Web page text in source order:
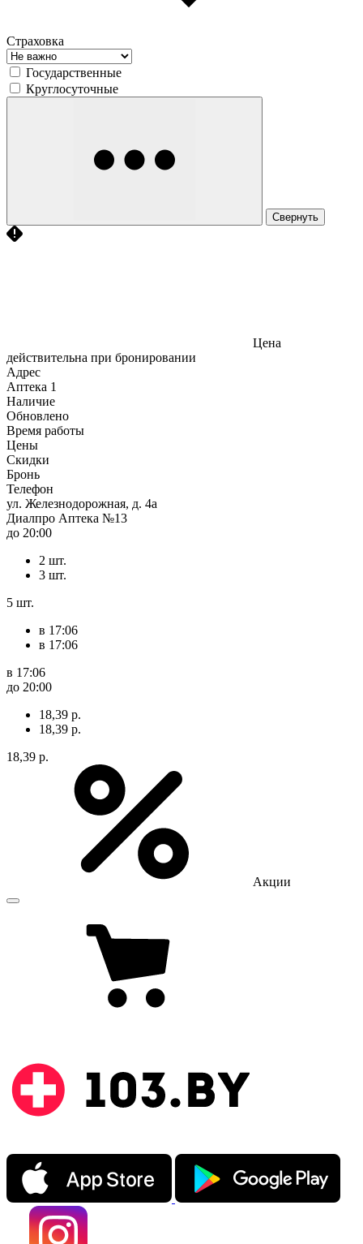
Страховка
Государственные
Круглосуточные
Свернуть
Цена
действительна при бронировании
Адрес
Аптека 1
Наличие
Обновлено
Время работы
Цены
Скидки
Бронь
Телефон
ул. Железнодорожная, д. 4а
Диалпро Аптека №13
до 20:00
2 шт.
3 шт.
5 шт.
в 17:06
в 17:06
в 17:06
до 20:00
18,39 р.
18,39 р.
18,39 р.
Акции